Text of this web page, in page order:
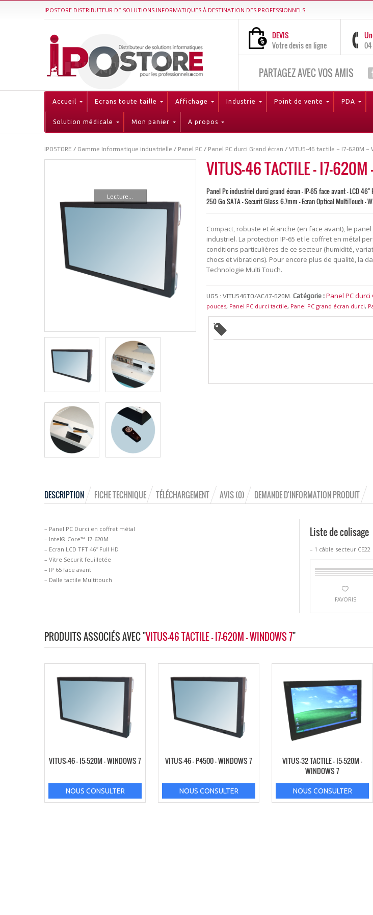
IPOSTORE DISTRIBUTEUR DE SOLUTIONS INFORMATIQUES À DESTINATION DES PROFESSIONNELS
DEVIS
Votre devis en ligne
PARTAGEZ AVEC VOS AMIS
Accueil Ecrans toute taille Affichage Industrie Point de vente PDA
Solution médicale Mon panier A propos
IPOSTORE / Gamme Informatique industrielle / Panel PC / Panel PC durci Grand écran / VITUS-46 tactile – I7-620M –
Lecture...
VITUS-46 TACTILE – I7-620M
Panel Pc industriel durci grand écran - IP-65 face avant - LCD 46"
250 Go SATA - Securit Glass 6.7mm - Ecran Optical MultiTouch -
Compact, robuste et étanche (en face avant), le panel
industriel. La protection IP-65 et le coffret en métal
conditions particulières de ce secteur (humidité,
chocs et vibrations). Pour encore plus de qualité, la
Technologie Multi Touch.
UGS :VITUS46TO/AC/I7-620M. Catégorie :Panel PC
pouces, Panel PC durci tactile, Panel PC grand écran durci,
DESCRIPTION FICHE TECHNIQUE TÉLÉCHARGEMENT AVIS (0) DEMANDE D'INFORMATION PRODUIT
– Panel PC Durci en coffret métal
– Intel® Core™ I7-620M
– Ecran LCD TFT 46″ Full HD
– Vitre Securit feuilletée
– IP 65 face avant
– Dalle tactile Multitouch
Liste de colisage
– 1 câble secteur CE22
FAVORIS
PRODUITS ASSOCIÉS AVEC "VITUS-46 TACTILE - I7-620M - WINDOWS 7"
VITUS-46 – I5-520M – WINDOWS 7
NOUS CONSULTER
VITUS-46 – P4500 – WINDOWS 7
NOUS CONSULTER
VITUS-32 TACTILE – I5-520M –
WINDOWS 7
NOUS CONSULTER